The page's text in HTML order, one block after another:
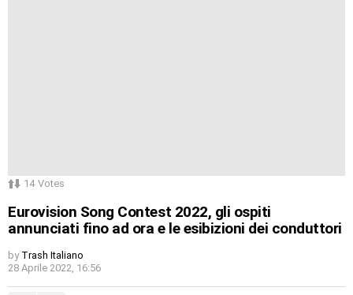
14 Votes
Eurovision Song Contest 2022, gli ospiti
annunciati fino ad ora e le esibizioni dei conduttori
by Trash Italiano
28 Aprile 2022, 16:56